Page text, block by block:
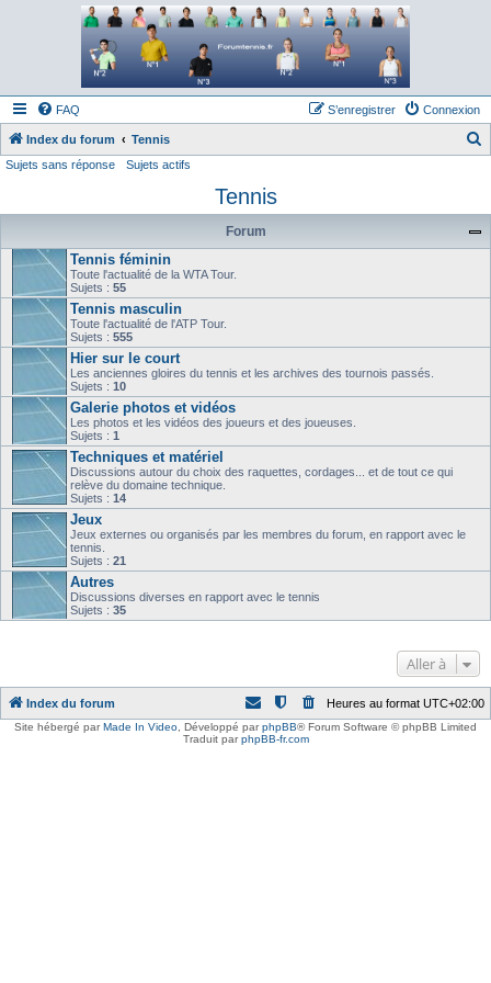
Forum tennis
Le forum des passionnés de tennis
FAQ Connexion
S’enregistrer
Index du forum Tennis
h
c
e
Sujets sans réponse Sujets actifs
Tennis
Forum
Tennis féminin
Toute l'actualité de la WTA Tour.
Sujets : 55
Tennis masculin
Toute l'actualité de l'ATP Tour.
Sujets : 555
Hier sur le court
Les anciennes gloires du tennis et les archives des tournois passés.
Sujets : 10
Galerie photos et vidéos
Les photos et les vidéos des joueurs et des joueuses.
Sujets : 1
Techniques et matériel
Discussions autour du choix des raquettes, cordages... et de tout ce qui
relève du domaine technique.
Sujets : 14
Jeux
Jeux externes ou organisés par les membres du forum, en rapport avec le
tennis.
Sujets : 21
Autres
Discussions diverses en rapport avec le tennis
Sujets : 35
Aller à
Index du forum Heures au format UTC+02:00
Site hébergé parMade In Video Développé parphpBB® Forum Software © phpBB Limited
Traduit parphpBB-fr.com